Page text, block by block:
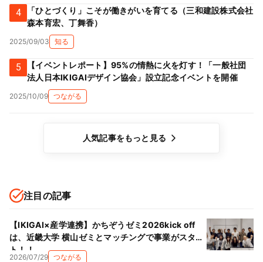
4
「ひとづくり」こそが働きがいを育てる（三和建設株式会社
森本育宏、丁舞香）
2025/09/03 知る
5
【イベントレポート】95%の情熱に火を灯す！「一般社団
法人日本IKIGAIデザイン協会」設立記念イベントを開催
2025/10/09 つながる
人気記事をもっと見る
注目の記事
【IKIGAI×産学連携】かちぞうゼミ2026kick off
は、近畿大学 横山ゼミとマッチングで事業がスター
ト！！
2026/07/29 つながる